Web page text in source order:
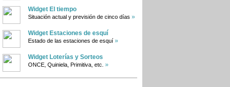
Widget El tiempo
Situación actual y previsión de cinco días »
Widget Estaciones de esquí
Estado de las estaciones de esquí »
Widget Loterías y Sorteos
ONCE, Quiniela, Primitiva, etc. »